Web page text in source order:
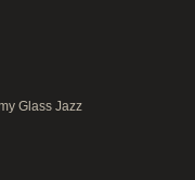
Glass Jazz